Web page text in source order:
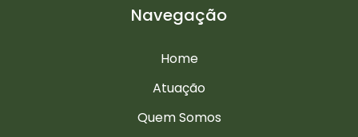
Navegação
Home
Atuação
Quem Somos